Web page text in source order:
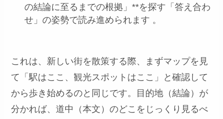
の結論に至るまでの根拠」**を探す「答え合わ
せ」の姿勢で読み進められます 。
これは、新しい街を散策する際、まずマップを見
て「駅はここ、観光スポットはここ」と確認して
から歩き始めるのと同じです。目的地（結論）が
分かれば、道中（本文）のどこをじっくり見るべ